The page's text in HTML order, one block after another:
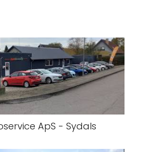
ApS - Sydals